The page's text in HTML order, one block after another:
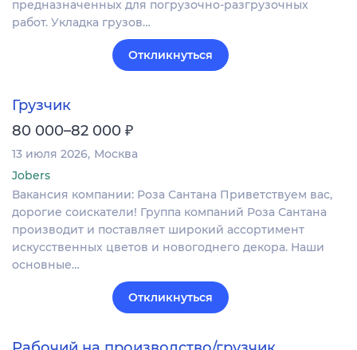
предназначенных для погрузочно-разгрузочных
работ. Укладка грузов…
Откликнуться
Грузчик
80 000–82 000 ₽
13 июля 2026 Москва
Jobers
Вакансия компании: Роза Сантана Приветствуем вас,
дорогие соискатели! Группа компаний Роза Сантана
производит и поставляет широкий ассортимент
искусственных цветов и новогоднего декора. Наши
основные…
Откликнуться